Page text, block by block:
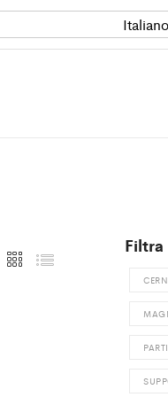
Italiano
Filtra